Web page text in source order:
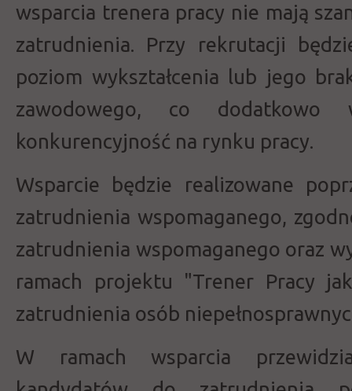
wsparcia trenera pracy nie mają
zatrudnienia. Przy rekrutacji
poziom wykształcenia lub jego
zawodowego, co
konkurencyjność na rynku pracy.
Wsparcie będzie realizowane
zatrudnienia wspomaganego,
zatrudnienia wspomaganego oraz
ramach projektu "Trener Pracy
zatrudnienia osób
W ramach wsparcia